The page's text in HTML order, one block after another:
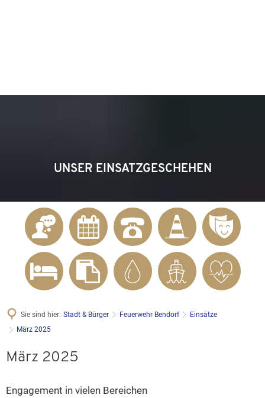
UNSER EINSATZGESCHEHEN
Sie sind hier: Stadt & Bürger Feuerwehr Bendorf
Einsätze
März 2025
März 2025
Engagement in vielen Bereichen